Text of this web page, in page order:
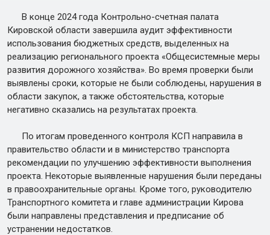
В конце 2024 года Контрольно-счетная палата
Кировской области завершила аудит эффективности
использования бюджетных средств, выделенных на
реализацию регионального проекта «Общесистемные меры
развития дорожного хозяйства». Во время проверки были
выявлены сроки, которые не были соблюдены, нарушения в
области закупок, а также обстоятельства, которые
негативно сказались на результатах проекта.
По итогам проведенного контроля КСП направила в
правительство области и в министерство транспорта
рекомендации по улучшению эффективности выполнения
проекта. Некоторые выявленные нарушения были переданы
в правоохранительные органы. Кроме того, руководителю
Транспортного комитета и главе администрации Кирова
были направлены представления и предписание об
устранении недостатков.